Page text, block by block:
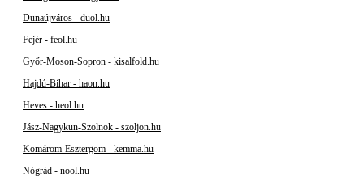
Dunaújváros - duol.hu
Fejér - feol.hu
Győr-Moson-Sopron - kisalfold.hu
Hajdú-Bihar - haon.hu
Heves - heol.hu
Jász-Nagykun-Szolnok - szoljon.hu
Komárom-Esztergom - kemma.hu
Nógrád - nool.hu